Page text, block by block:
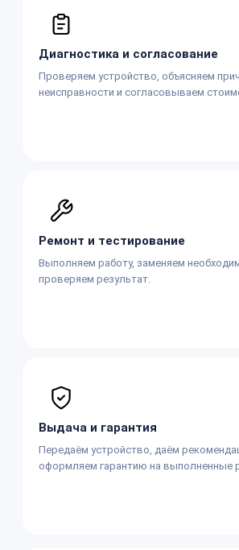
Диагностика и согласование
Проверяем устройство, объясняем
неисправности и согласовываем
Ремонт и тестирование
Выполняем работу, заменяем
проверяем результат.
Выдача и гарантия
Передаём устройство, даём
оформляем гарантию на выполненные